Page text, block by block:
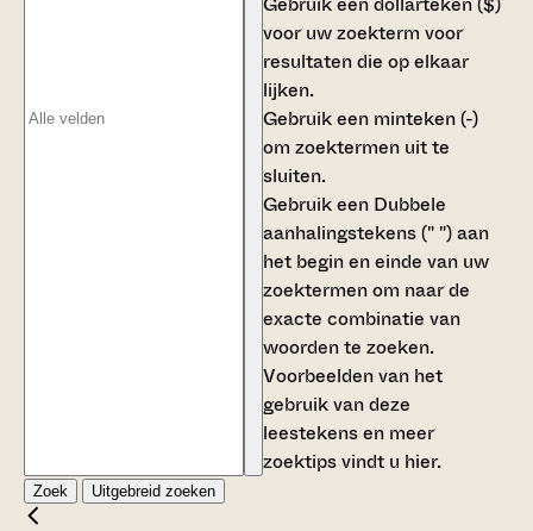
voor uw zoekterm voor
resultaten die op elkaar
lijken.
Gebruik een minteken (-)
om zoektermen uit te
sluiten.
Gebruik een Dubbele
aanhalingstekens (" ")aan
het begin en einde van uw
zoektermen om naar de
exacte combinatie van
woorden te zoeken.
Voorbeelden van het
gebruik van deze
leestekens en meer
zoektips vindt u hier.
Zoek Uitgebreid zoeken